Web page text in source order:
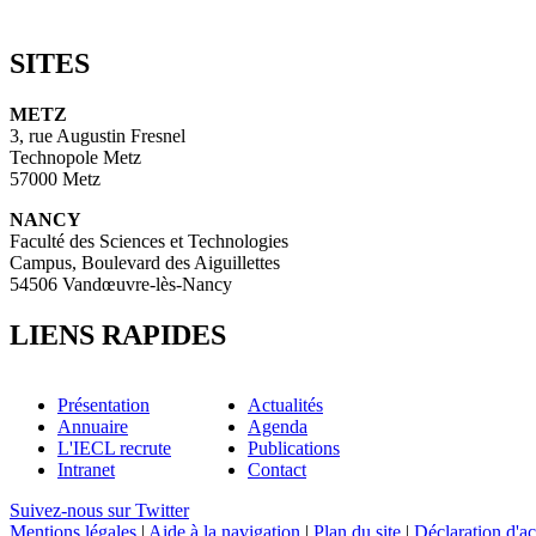
SITES
METZ
3, rue Augustin Fresnel
Technopole Metz
57000 Metz
NANCY
Faculté des Sciences et Technologies
Campus, Boulevard des Aiguillettes
54506 Vandœuvre-lès-Nancy
LIENS RAPIDES
Présentation
Annuaire
L'IECL recrute
Intranet
Actualités
Agenda
Publications
Contact
Suivez-nous sur Twitter
Mentions légales | Aide à la navigation | Plan du site | Déclaration